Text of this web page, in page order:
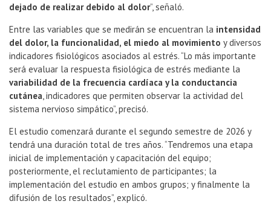
dejado de realizar debido al dolor”, señaló.
Entre las variables que se medirán se encuentran la intensidad
del dolor, la funcionalidad, el miedo al movimiento y diversos
indicadores fisiológicos asociados al estrés. “Lo más importante
será evaluar la respuesta fisiológica de estrés mediante la
variabilidad de la frecuencia cardíaca y la conductancia
cutánea, indicadores que permiten observar la actividad del
sistema nervioso simpático”, precisó.
El estudio comenzará durante el segundo semestre de 2026 y
tendrá una duración total de tres años. “Tendremos una etapa
inicial de implementación y capacitación del equipo;
posteriormente, el reclutamiento de participantes; la
implementación del estudio en ambos grupos; y finalmente la
difusión de los resultados”, explicó.